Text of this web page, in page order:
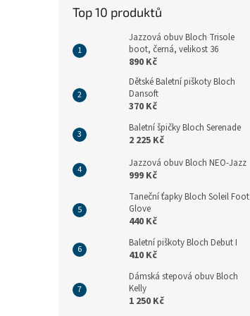
Top 10 produktů
Jazzová obuv Bloch Trisole
boot, černá, velikost 36
890 Kč
Dětské Baletní piškoty Bloch
Dansoft
370 Kč
Baletní špičky Bloch Serenade
2 225 Kč
Jazzová obuv Bloch NEO-Jazz
999 Kč
Taneční ťapky Bloch Soleil Foot
Glove
440 Kč
Baletní piškoty Bloch Debut I
410 Kč
Dámská stepová obuv Bloch
Kelly
1 250 Kč